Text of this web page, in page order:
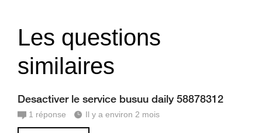
Les questions
similaires
Desactiver le service busuu daily 58878312
1 réponse Il y a environ 2 mois